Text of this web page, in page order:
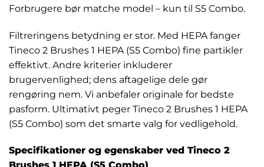
Forbrugere bør matche model – kun til S5 Combo.
Filtreringens betydning er stor. Med HEPA fanger
Tineco 2 Brushes 1 HEPA (S5 Combo) fine partikler
effektivt. Andre kriterier inkluderer
brugervenlighed; dens aftagelige dele gør
rengøring nem. Vi anbefaler originale for bedste
pasform. Ultimativt peger Tineco 2 Brushes 1 HEPA
(S5 Combo) som det smarte valg for vedligehold.
Specifikationer og egenskaber ved Tineco 2